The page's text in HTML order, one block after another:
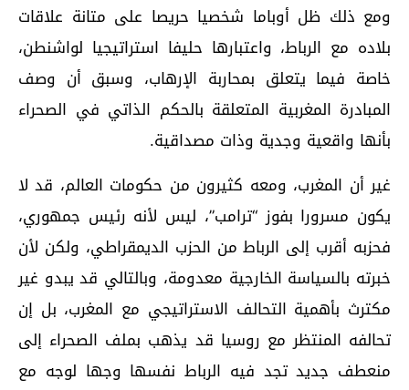
ومع ذلك ظل أوباما شخصيا حريصا على متانة علاقات
بلاده مع الرباط، واعتبارها حليفا استراتيجيا لواشنطن،
خاصة فيما يتعلق بمحاربة الإرهاب، وسبق أن وصف
المبادرة المغربية المتعلقة بالحكم الذاتي في الصحراء
بأنها واقعية وجدية وذات مصداقية.
غير أن المغرب، ومعه كثيرون من حكومات العالم، قد لا
يكون مسرورا بفوز “ترامب”، ليس لأنه رئيس جمهوري،
فحزبه أقرب إلى الرباط من الحزب الديمقراطي، ولكن لأن
خبرته بالسياسة الخارجية معدومة، وبالتالي قد يبدو غير
مكترث بأهمية التحالف الاستراتيجي مع المغرب، بل إن
تحالفه المنتظر مع روسيا قد يذهب بملف الصحراء إلى
منعطف جديد تجد فيه الرباط نفسها وجها لوجه مع